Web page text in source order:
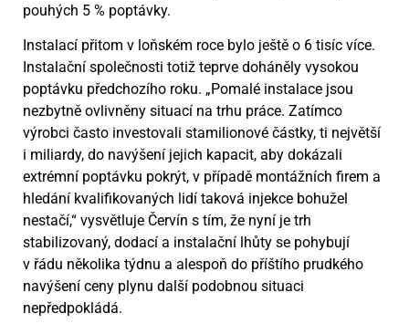
pouhých 5 % poptávky.
Instalací přitom v loňském roce bylo ještě o 6 tisíc více.
Instalační společnosti totiž teprve doháněly vysokou
poptávku předchozího roku. „Pomalé instalace jsou
nezbytně ovlivněny situací na trhu práce. Zatímco
výrobci často investovali stamilionové částky, ti největší
i miliardy, do navýšení jejich kapacit, aby dokázali
extrémní poptávku pokrýt, v případě montážních firem a
hledání kvalifikovaných lidí taková injekce bohužel
nestačí,“ vysvětluje Červín s tím, že nyní je trh
stabilizovaný, dodací a instalační lhůty se pohybují
v řádu několika týdnu a alespoň do příštího prudkého
navýšení ceny plynu další podobnou situaci
nepředpokládá.